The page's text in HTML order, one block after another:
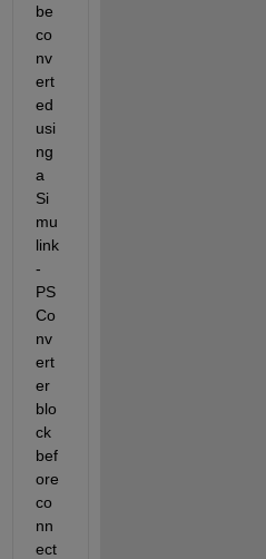
be
co
nv
ert
ed
usi
ng
a
Si
mu
link
-
PS
Co
nv
ert
er
blo
ck
bef
ore
co
nn
ect